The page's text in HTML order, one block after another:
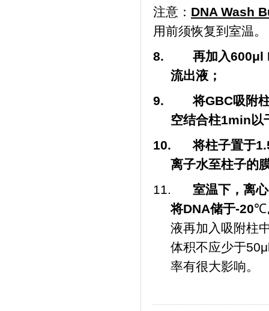
注意： DNA Wash
用前须恢复到室温。
8. 再加入600μl
流出液；
9.将GBC吸附
空结合柱1min 以
10.将柱子置于
离子水至柱子的
11. 室温下，离心
将DNA储于-20℃
液再加入吸附柱
体积不应少于
率有很大影响。